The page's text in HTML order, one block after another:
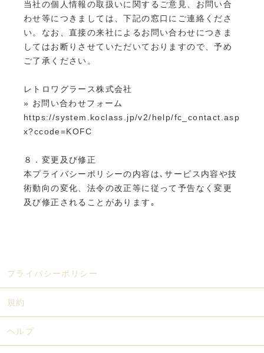
当社の個人情報の取扱いに関するご意見、お問い合
わせ等につきましては、下記の窓口にご連絡くださ
い。なお、直接の来社によるお問い合わせにつきま
してはお断りさせていただいておりますので、予め
ご了承ください。
レトロワグラース株式会社
» お問い合わせフォーム
https://system.koclass.jp/v2/help/fc_contact.asp
x?ccode=KOFC
８．変更及び修正
本プライバシーポリシーの内容は､サービス内容や技
術動向の変化、法令の改正等に従って予告なく変更
及び修正されることがあります｡